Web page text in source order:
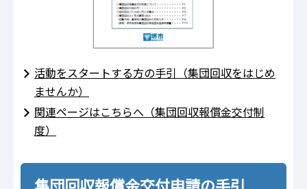
活動をスタートする方の手引（集団回収をはじめ
ませんか）
関連ページはこちらへ（集団回収報償金交付制
度）